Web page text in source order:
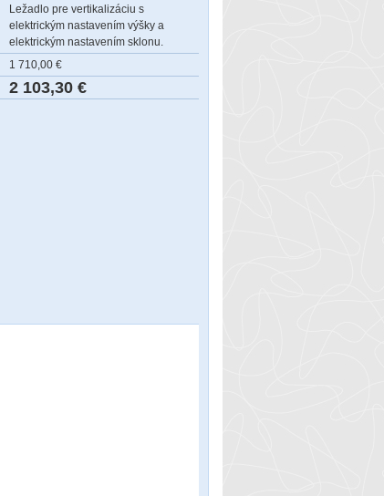
Ležadlo pre vertikalizáciu s
elektrickým nastavením výšky a
elektrickým nastavením sklonu.
1 710,00 €
2 103,30 €